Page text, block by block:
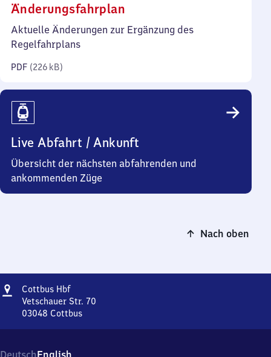
Änderungsfahrplan
226
Aktuelle Änderungen zur Ergänzung des
Regelfahrplans
PDF (226 kB)
Live Abfahrt / Ankunft
Übersicht der nächsten abfahrenden und
ankommenden Züge
Nach oben
Adresse
Cottbus HbfCottbus
Hauptbahnhof
Vetschauer Str. 70
03048 Cottbus
Vetschauer
DeutschEnglish